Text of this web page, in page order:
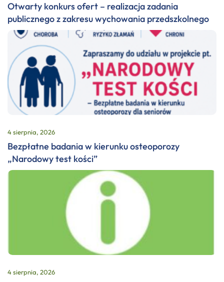
Otwarty konkurs ofert – realizacja zadania
publicznego z zakresu wychowania przedszkolnego
4 sierpnia, 2026
Bezpłatne badania w kierunku osteoporozy
„Narodowy test kości”
4 sierpnia, 2026